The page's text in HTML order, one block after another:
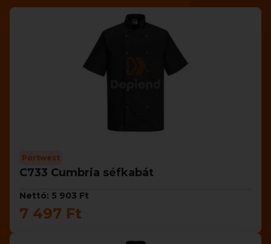
Portwest
C733 Cumbria séfkabát
Nettó: 5 903 Ft
7 497 Ft